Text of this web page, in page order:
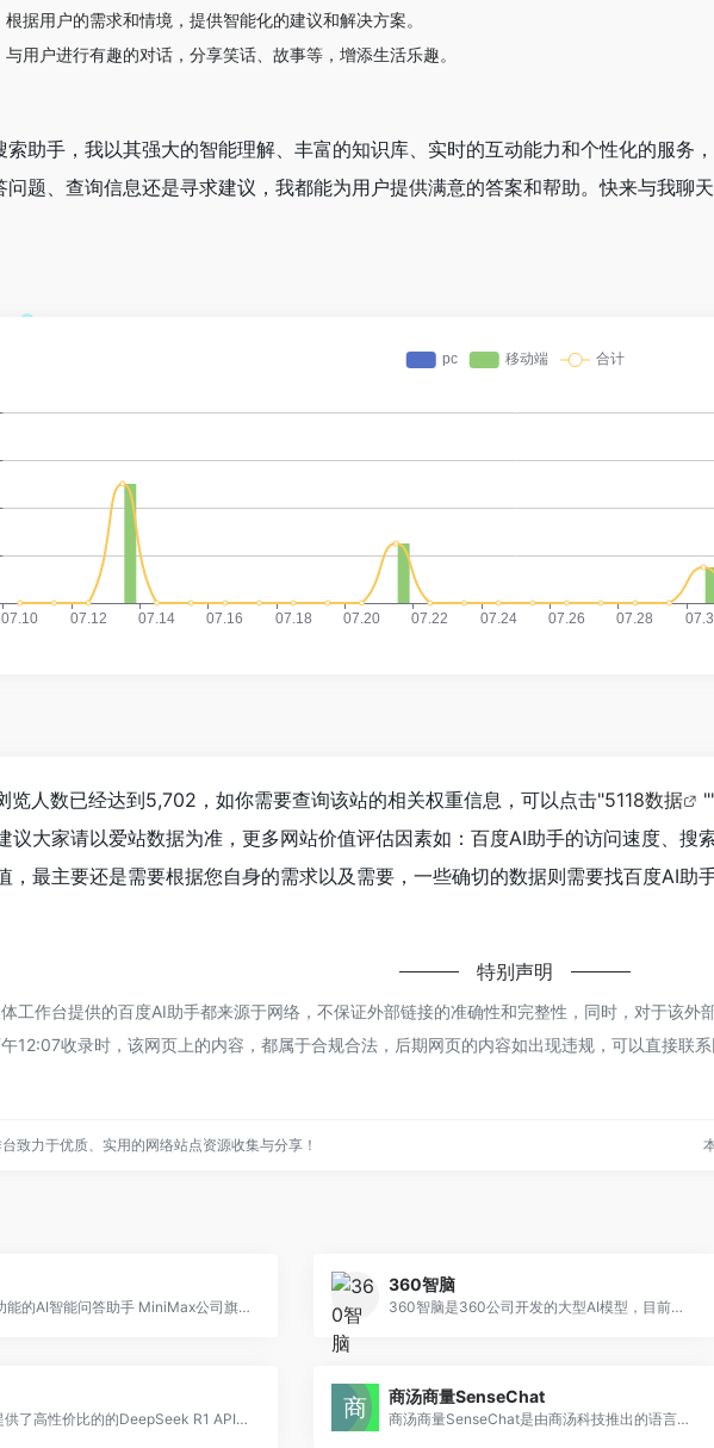
根据用户的需求和情境，提供智能化的建议和解决方案。
与用户进行有趣的对话，分享笑话、故事等，增添生活乐趣。
索助手，我以其强大的智能理解、丰富的知识库、实时的互动能力和个性化的服务
问题、查询信息还是寻求建议，我都能为用户提供满意的答案和帮助。快来与我聊
览人数已经达到5,702，如你需要查询该站的相关权重信息，可以点击"5118数据
议大家请以爱站数据为准，更多网站价值评估因素如：百度AI助手的访问速度、搜
，最主要还是需要根据您自身的需求以及需要，一些确切的数据则需要找百度AI助
特别声明
工作台提供的百度AI助手都来源于网络，不保证外部链接的准确性和完整性，同时，对于该
12:07收录时，该网页上的内容，都属于合规合法，后期网页的内容如出现违规，可以直接联
致力于优质、实用的网络站点资源收集与分享！
一款多功能的AI智能问答助手 MiniMax公司旗下的海螺问问，是一款依托于深度学习技术的问答系统，它采用了公司自主研发的MoE模型。
360智脑
360智脑是360公司开发的大型AI模型，目前处于内测阶段，提供多种智能服务和功能。
Kie.ai 提供了高性价比的的DeepSeek R1 API，具备强大的推理能力和流式输出。
商汤商量SenseChat
商汤商量SenseChat是由商汤科技推出的语言大模型，提供对话和文档理解服务，能够处理百科问答、图片理解、数学解答、代码编写等多种任务。